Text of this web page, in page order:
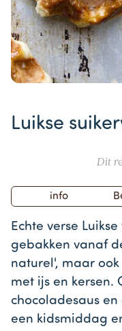
Luikse
Dit
of
info
Echte verse
gebakken vanaf
naturel', maar
met ijs en kersen.
chocoladesaus
een kidsmiddag